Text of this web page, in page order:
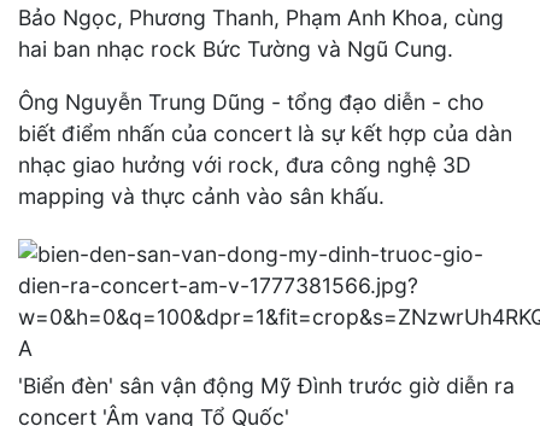
Bảo Ngọc, Phương Thanh, Phạm Anh Khoa, cùng
hai ban nhạc rock Bức Tường và Ngũ Cung.
Ông Nguyễn Trung Dũng - tổng đạo diễn - cho
biết điểm nhấn của concert là sự kết hợp của dàn
nhạc giao hưởng với rock, đưa công nghệ 3D
mapping và thực cảnh vào sân khấu.
'Biển đèn' sân vận động Mỹ Đình trước giờ diễn ra
concert 'Âm vang Tổ Quốc'